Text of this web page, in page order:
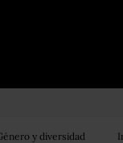
y diversidad